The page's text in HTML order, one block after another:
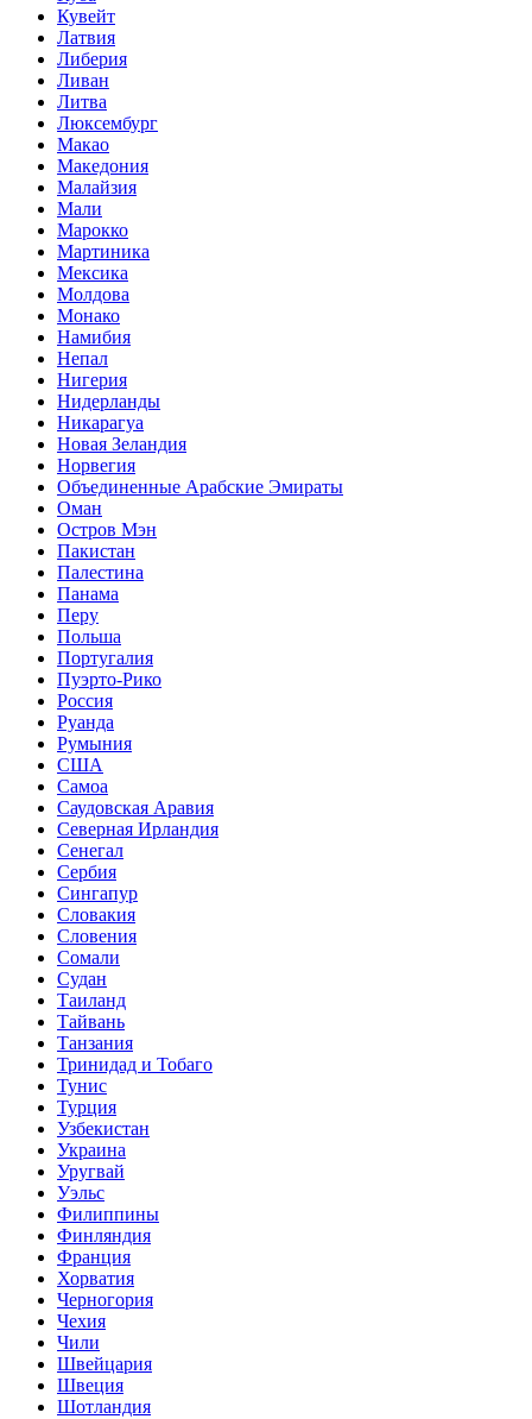
Кувейт
Латвия
Либерия
Ливан
Литва
Люксембург
Макао
Македония
Малайзия
Мали
Марокко
Мартиника
Мексика
Молдова
Монако
Намибия
Непал
Нигерия
Нидерланды
Никарагуа
Новая Зеландия
Норвегия
Объединенные Арабские Эмираты
Оман
Остров Мэн
Пакистан
Палестина
Панама
Перу
Польша
Португалия
Пуэрто-Рико
Россия
Руанда
Румыния
США
Самоа
Саудовская Аравия
Северная Ирландия
Сенегал
Сербия
Сингапур
Словакия
Словения
Сомали
Судан
Таиланд
Тайвань
Танзания
Тринидад и Тобаго
Тунис
Турция
Узбекистан
Украина
Уругвай
Уэльс
Филиппины
Финляндия
Франция
Хорватия
Черногория
Чехия
Чили
Швейцария
Швеция
Шотландия